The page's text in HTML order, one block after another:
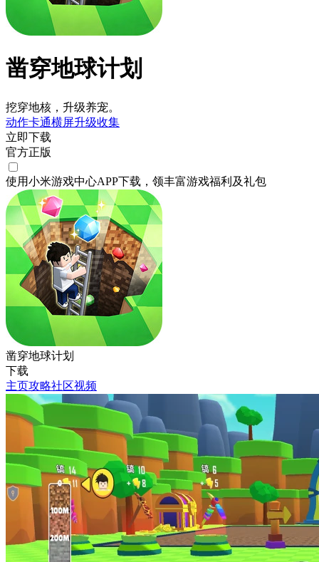
凿穿地球计划
挖穿地核，升级养宠。
动作卡通横屏升级收集
立即下载
官方正版
使用小米游戏中心APP下载 ，领丰富游戏福利 及礼包
凿穿地球计划
下载
主页攻略社区视频